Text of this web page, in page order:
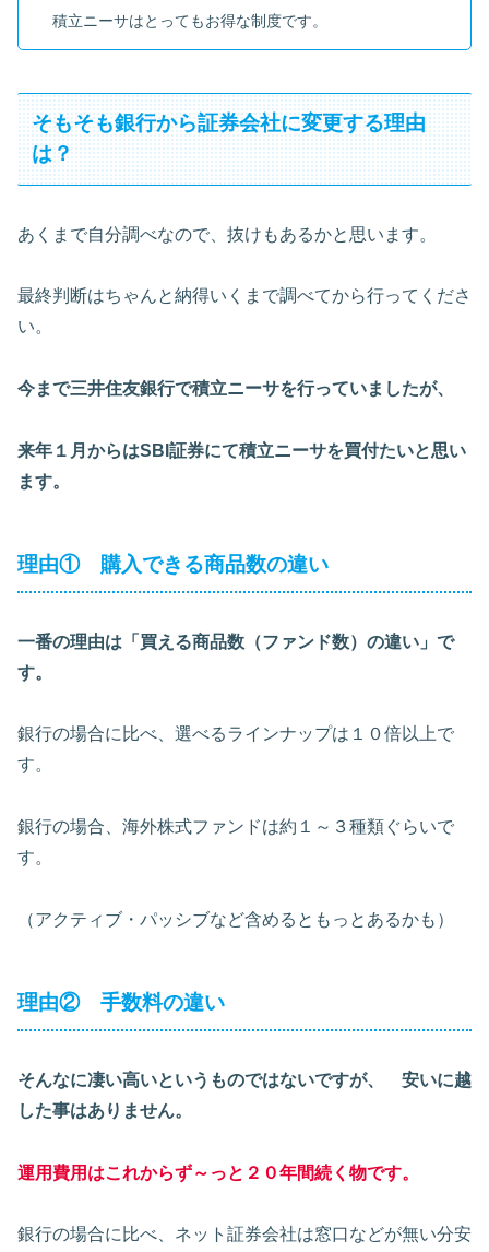
積立ニーサはとってもお得な制度です。
そもそも銀行から証券会社に変更する理由
は？
あくまで自分調べなので、抜けもあるかと思います。
最終判断はちゃんと納得いくまで調べてから行ってくださ
い。
今まで三井住友銀行で積立ニーサを行っていましたが、
来年１月からはSBI証券にて積立ニーサを買付たいと思い
ます。
理由① 購入できる商品数の違い
一番の理由は「買える商品数（ファンド数）の違い」で
す。
銀行の場合に比べ、選べるラインナップは１０倍以上で
す。
銀行の場合、海外株式ファンドは約１～３種類ぐらいで
す。
（アクティブ・パッシブなど含めるともっとあるかも）
理由② 手数料の違い
そんなに凄い高いというものではないですが、
安いに越
した事はありません。
運用費用はこれからず～っと２０年間続く物です。
銀行の場合に比べ、ネット証券会社は窓口などが無い分安